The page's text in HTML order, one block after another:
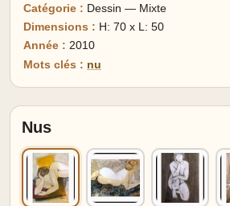
Catégorie : Dessin — Mixte
Dimensions : H: 70 x L: 50
Année : 2010
Mots clés : nu
Nus